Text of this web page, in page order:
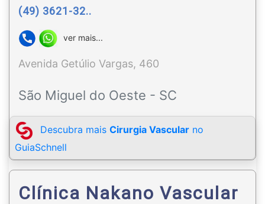
(49) 3621-32..
ver mais...
Avenida Getúlio Vargas, 460
São Miguel do Oeste - SC
Descubra mais Cirurgia Vascular no
GuiaSchnell
Clínica Nakano Vascular